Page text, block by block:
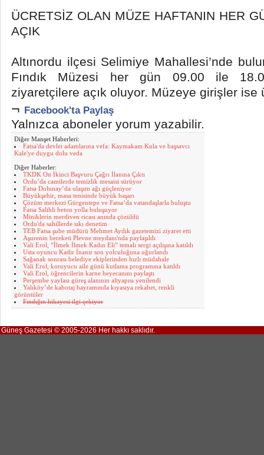
ÜCRETSİZ OLAN MÜZE HAFTANIN HER
AÇIK
Altınordu ilçesi Selimiye Mahallesi’nde
Fındık Müzesi her gün 09.00 ile
ziyaretçilere açık oluyor. Müzeye girişler ise
¬ Facebook'ta Paylaş
Yalnızca aboneler yorum yazabilir.
Diğer Manşet Haberleri:
Fatsa'da devlet adamlarına vefa: Kaymakam Kula ve başsavcı
Kale'ye duygu dolu veda
Diğer Haberler:
TKDK On İkinci Başvuru Çağrı İlanına Çıktı
Ordu’da camilerde temizlik mesaisi sürüyor
Fatsa Dolunay’da ulaşım ağı güçleniyor
Büyükşehir, masa tenisinde büyük başarı
Çözüm merkezi Gürgentepe ve Fatsa’da vatandaşlarla buluştu
Fatsa Salihli beton yolla buluşuyor
Miniklerin merdiven ricası anında çözüldü
Ordu'da sahillerde sıkı denetim
TEB Fatsa şube müdürü Mehmet Aydık gazetemizi ziyaret etti
Aşurenin bereketi Plevne meydanı'nda paylaşıldı
Vali Erol, “İlmek İlmek Kadın Eli” temalı sergi açılışına katıldı
Usta oyuncu Kadir İnanır son yolculuğuna uğurlandı
Sağanak sonrası belediye ekiplerinden hızlı müdahale
Vali Erol, koruyucu aile günü kutlama programına katıldı
Vali Erol, öğrencilerin karne heyecanını paylaştı
Perşembe yaylası güreş alanının altyapısı yenilendi
Yalıköy’de kabotaj bayramında kıyasıya rekabet, renkli
görüntüler
Fındığın hikayesi ilgi çekiyor
Güneş Gazetesi © 2005-2026 Her hakkı saklıdır.